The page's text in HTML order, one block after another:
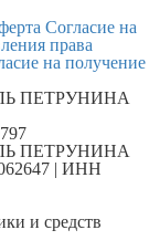
Согласие на
права
на получение
ПЕТРУНИНА
ПЕТРУНИНА
| ИНН
и средств